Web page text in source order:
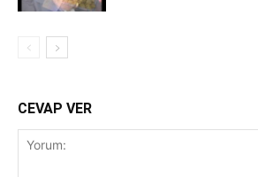
CEVAP VER